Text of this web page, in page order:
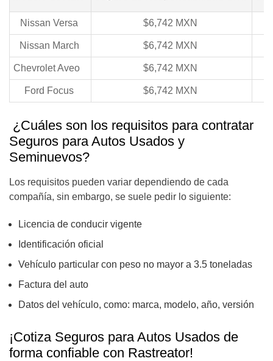
Nissan Versa $6,742 MXN
Nissan March $6,742 MXN
Chevrolet Aveo $6,742 MXN
Ford Focus $6,742 MXN
¿Cuáles son los requisitos para contratar
Seguros para Autos Usados y
Seminuevos?
Los requisitos pueden variar dependiendo de cada
compañía, sin embargo, se suele pedir lo siguiente:
Licencia de conducir vigente
Identificación oficial
Vehículo particular con peso no mayor a 3.5 toneladas
Factura del auto
Datos del vehículo, como: marca, modelo, año, versión
¡Cotiza Seguros para Autos Usados de
forma confiable con Rastreator!